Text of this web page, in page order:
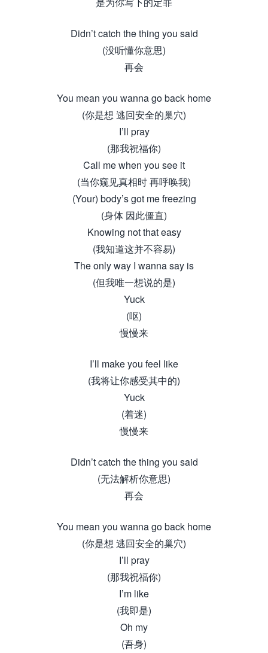
Didn’t catch the thing you said
(没听懂你意思)
再会
You mean you wanna go back home
(你是想 逃回安全的巢穴)
I’ll pray
(那我祝福你)
Call me when you see it
(当你窥见真相时 再呼唤我)
(Your) body’s got me freezing
(身体 因此僵直)
Knowing not that easy
(我知道这并不容易)
The only way I wanna say is
(但我唯一想说的是)
Yuck
(呕)
慢慢来
I’ll make you feel like
(我将让你感受其中的)
Yuck
(着迷)
慢慢来
Didn’t catch the thing you said
(无法解析你意思)
再会
You mean you wanna go back home
(你是想 逃回安全的巢穴)
I’ll pray
(那我祝福你)
I’m like
(我即是)
Oh my
(吾身)